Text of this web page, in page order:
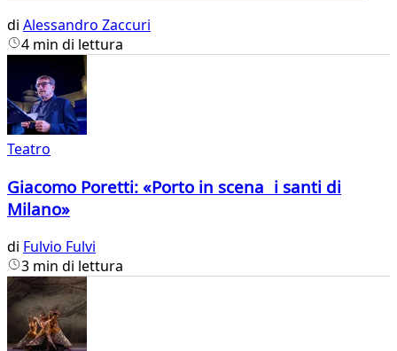
di Alessandro Zaccuri
4 min di lettura
Teatro
Giacomo Poretti: «Porto in scena i santi di
Milano»
di Fulvio Fulvi
3 min di lettura